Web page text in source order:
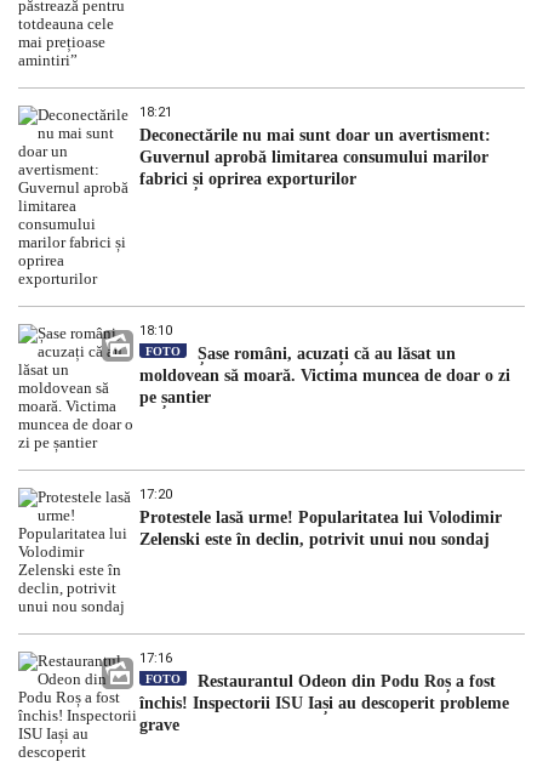
18:21
Deconectările nu mai sunt doar un avertisment:
Guvernul aprobă limitarea consumului marilor
fabrici și oprirea exporturilor
18:10
FOTO
Șase români, acuzați că au lăsat un
moldovean să moară. Victima muncea de doar o zi
pe șantier
17:20
Protestele lasă urme! Popularitatea lui Volodimir
Zelenski este în declin, potrivit unui nou sondaj
17:16
FOTO
Restaurantul Odeon din Podu Roș a fost
închis! Inspectorii ISU Iași au descoperit probleme
grave